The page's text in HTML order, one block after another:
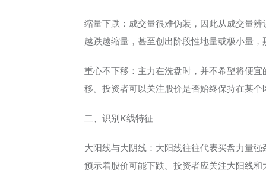
缩量下跌：成交量很难伪装，因此从成交量
越跌越缩量，甚至创出阶段性地量或极小量
重心不下移：主力在洗盘时，并不希望将便
移。投资者可以关注股价是否始终保持在某
二、识别K线特征
大阳线与大阴线：大阳线往往代表买盘力量
预示着股价可能下跌。投资者应关注大阳线